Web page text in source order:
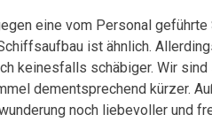
eine vom Personal
ist ähnlich.
keinesfalls schäbiger. Wir
dementsprechend kürzer.
noch liebevoller und